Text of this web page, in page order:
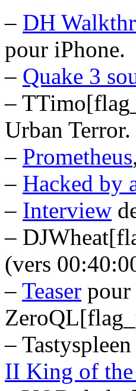
– DH
pour iPhone.
– Quake 3
–
Urban
– Prometheus
– Hacked by
– Interview
–
(vers
– Teaser
–
II King of